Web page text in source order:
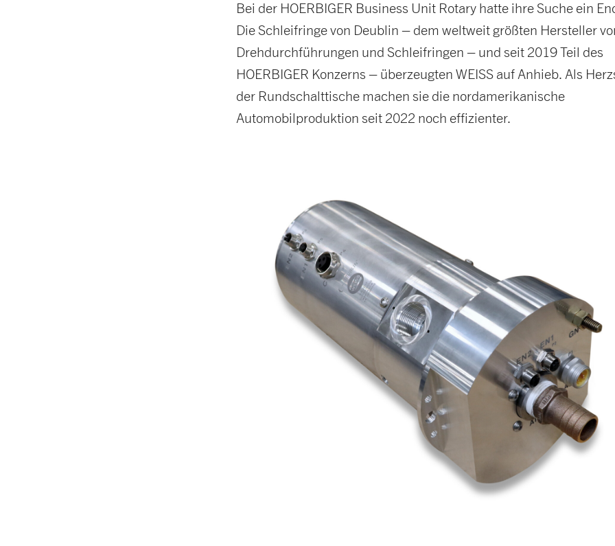
Bei der HOERBIGER Business Unit Rotary hatte ihre Suche ein
Die Schleifringe von Deublin – dem weltweit größten Hersteller
Drehdurchführungen und Schleifringen – und seit 2019 Teil des
HOERBIGER Konzerns – überzeugten WEISS auf Anhieb. Als
der Rundschalttische machen sie die nordamerikanische
Automobilproduktion seit 2022 noch effizienter.